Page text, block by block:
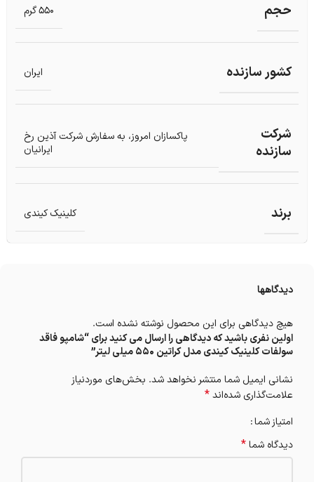
حجم 550 گرم
کشور سازنده ایران
شرکت
سازنده
پاکسازان امروز، به سفارش شرکت آذین رخ
ایرانیان
برند کلینیک کیندی
دیدگاهها
هیچ دیدگاهی برای این محصول نوشته نشده است.
اولین نفری باشید که دیدگاهی را ارسال می کنید برای “شامپو فاقد
سولفات کلینیک کیندی مدل کراتین 550 میلی لیتر”
نشانی ایمیل شما منتشر نخواهد شد. بخش‌های موردنیاز
علامت‌گذاری شده‌اند*
امتیاز شما
دیدگاه شما*